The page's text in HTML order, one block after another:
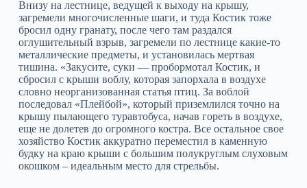
Внизу на лестнице, ведущей к выходу на крышу,
загремели многочисленные шаги, и туда Костик тоже
бросил одну гранату, после чего там раздался
оглушительный взрыв, загремели по лестнице какие-то
металлические предметы, и установилась мертвая
тишина. «Закусите, суки — пробормотал Костик, и
сбросил с крыши воблу, которая запорхала в воздухе
словно неорганизованная статья птиц. За воблой
последовал «Плейбой», который приземлился точно на
крышу пылающего туравтобуса, начав гореть в воздухе,
еще не долетев до огромного костра. Все остальное свое
хозяйство Костик аккуратно переместил в каменную
будку на краю крыши с большим полукруглым слуховым
окошком – идеальным место для стрельбы.